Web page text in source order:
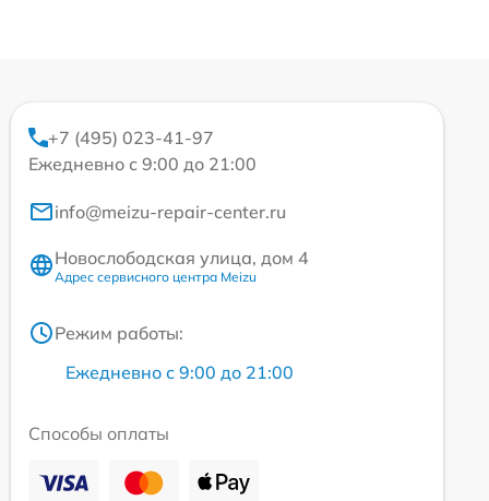
+7 (495) 023-41-97
Ежедневно с 9:00 до 21:00
info@meizu-repair-center.ru
Новослободская улица, дом 4
Адрес сервисного центра Meizu
Режим работы:
Ежедневно с 9:00 до 21:00
Способы оплаты